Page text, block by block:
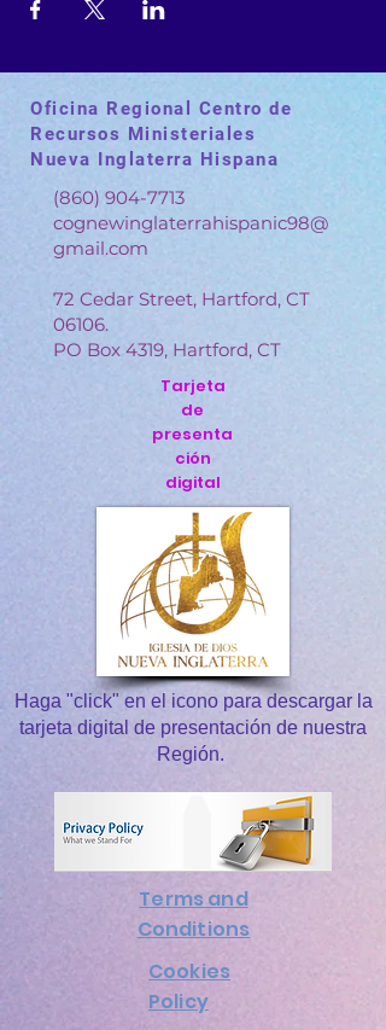
Oficina Regional Centro de
Recursos Ministeriales
Nueva Inglaterra Hispana
(860) 904-7713
cognewinglaterrahispanic98@
gmail.com
72 Cedar Street, Hartford, CT
06106.
PO Box 4319, Hartford, CT
Tarjeta
de
presenta
ción
digital
Haga "click" en el icono para descargar la
tarjeta digital de presentación de nuestra
Región.
Terms and
Conditions
Cookies
Policy